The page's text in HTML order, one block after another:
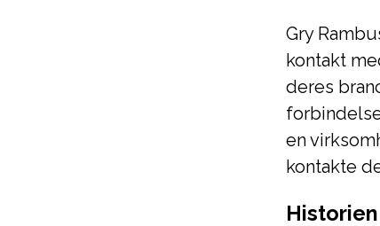
Gry
kontakt
deres
en
kontakte